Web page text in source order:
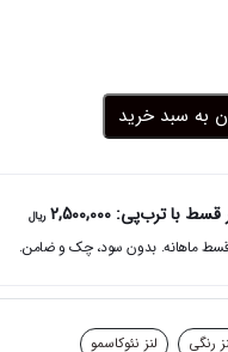
به سبد خرید
قسط با ترب‌پی: 2,500,000 ریال
رنگی لنز نئوکاسمو